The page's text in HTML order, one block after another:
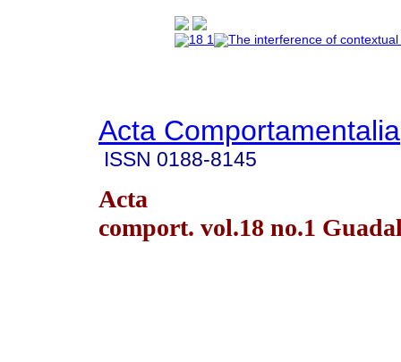
Acta Comportamentalia
ISSN 0188-8145
Acta
comport. vol.18 no.1